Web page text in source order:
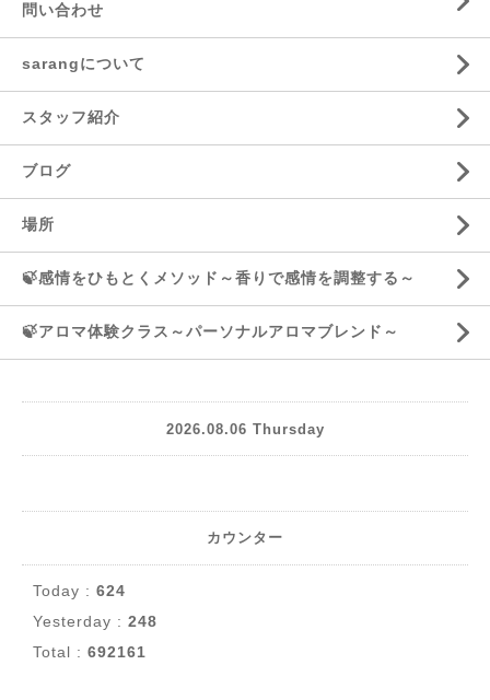
問い合わせ
sarangについて
スタッフ紹介
ブログ
場所
🍃感情をひもとくメソッド～香りで感情を調整する～
🍃アロマ体験クラス～パーソナルアロマブレンド～
2026.08.06 Thursday
カウンター
Today : 624
Yesterday : 248
Total : 692161